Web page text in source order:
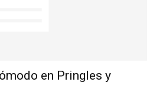
en Pringles y